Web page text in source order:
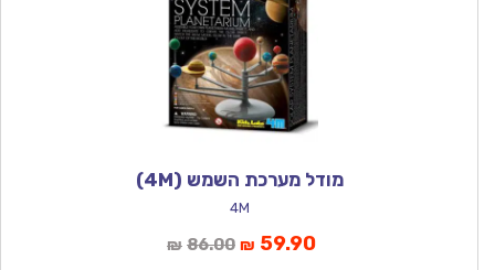
מודל מערכת השמש (4M)
4M
₪ 86.00המחיר
₪ 59.90המחיר